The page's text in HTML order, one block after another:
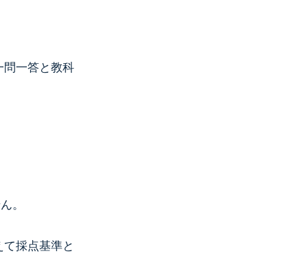
問一答と教科
。
採点基準と